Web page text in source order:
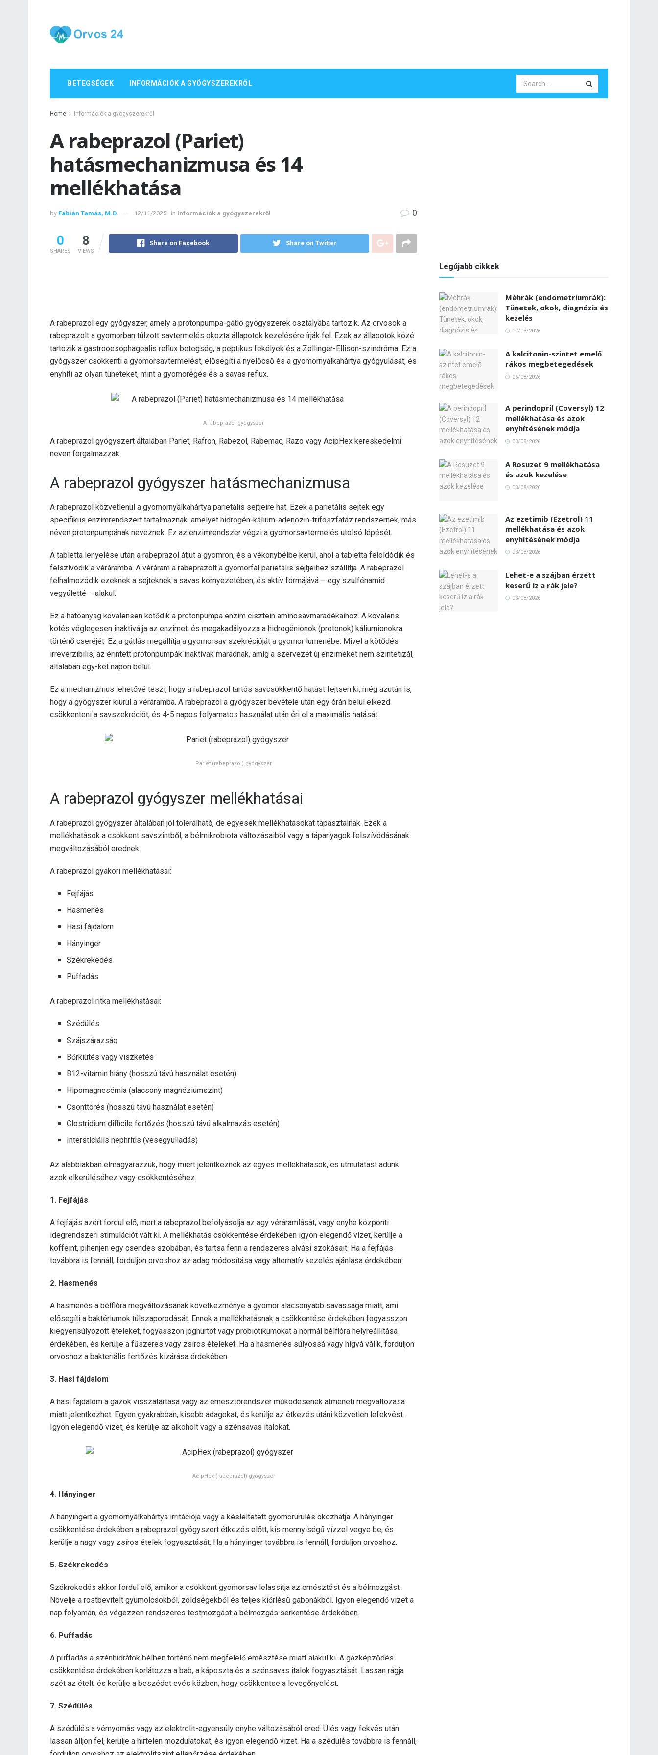
BETEGSÉGEK INFORMÁCIÓK A GYÓGYSZEREKRŐL
Home Információk a gyógyszerekről
A rabeprazol (Pariet)
hatásmechanizmusa és 14
mellékhatása
by Fábián Tamás, M.D. 12/11/2025 in Információk a gyógyszerekről 0
0
SHARES
8
VIEWS
Share on Facebook Share on Twitter
A rabeprazol egy gyógyszer, amely a protonpumpa-gátló gyógyszerek osztályába tartozik. Az orvosok a
rabeprazolt a gyomorban túlzott savtermelés okozta állapotok kezelésére írják fel. Ezek az állapotok közé
tartozik a gastrooesophagealis reflux betegség, a peptikus fekélyek és a Zollinger-Ellison-szindróma. Ez a
gyógyszer csökkenti a gyomorsavtermelést, elősegíti a nyelőcső és a gyomornyálkahártya gyógyulását, és
enyhíti az olyan tüneteket, mint a gyomorégés és a savas reflux.
A rabeprazol gyógyszer
A rabeprazol gyógyszert általában Pariet, Rafron, Rabezol, Rabemac, Razo vagy AcipHex kereskedelmi
néven forgalmazzák.
A rabeprazol gyógyszer hatásmechanizmusa
A rabeprazol közvetlenül a gyomornyálkahártya parietális sejtjeire hat. Ezek a parietális sejtek egy
specifikus enzimrendszert tartalmaznak, amelyet hidrogén-kálium-adenozin-trifoszfatáz rendszernek, más
néven protonpumpának neveznek. Ez az enzimrendszer végzi a gyomorsavtermelés utolsó lépését.
A tabletta lenyelése után a rabeprazol átjut a gyomron, és a vékonybélbe kerül, ahol a tabletta feloldódik és
felszívódik a véráramba. A véráram a rabeprazolt a gyomorfal parietális sejtjeihez szállítja. A rabeprazol
felhalmozódik ezeknek a sejteknek a savas környezetében, és aktív formájává – egy szulfénamid
vegyületté – alakul.
Ez a hatóanyag kovalensen kötődik a protonpumpa enzim cisztein aminosavmaradékaihoz. A kovalens
kötés véglegesen inaktiválja az enzimet, és megakadályozza a hidrogénionok (protonok) káliumionokra
történő cseréjét. Ez a gátlás megállítja a gyomorsav szekrécióját a gyomor lumenébe. Mivel a kötődés
irreverzibilis, az érintett protonpumpák inaktívak maradnak, amíg a szervezet új enzimeket nem szintetizál,
általában egy-két napon belül.
Ez a mechanizmus lehetővé teszi, hogy a rabeprazol tartós savcsökkentő hatást fejtsen ki, még azután is,
hogy a gyógyszer kiürül a véráramba. A rabeprazol a gyógyszer bevétele után egy órán belül elkezd
csökkenteni a savszekréciót, és 4-5 napos folyamatos használat után éri el a maximális hatását.
Pariet (rabeprazol) gyógyszer
A rabeprazol gyógyszer mellékhatásai
A rabeprazol gyógyszer általában jól tolerálható, de egyesek mellékhatásokat tapasztalnak. Ezek a
mellékhatások a csökkent savszintből, a bélmikrobiota változásaiból vagy a tápanyagok felszívódásának
megváltozásából erednek.
A rabeprazol gyakori mellékhatásai:
Fejfájás
Hasmenés
Hasi fájdalom
Hányinger
Székrekedés
Puffadás
A rabeprazol ritka mellékhatásai:
Szédülés
Szájszárazság
Bőrkiütés vagy viszketés
B12-vitamin hiány (hosszú távú használat esetén)
Hipomagnesémia (alacsony magnéziumszint)
Csonttörés (hosszú távú használat esetén)
Clostridium difficile fertőzés (hosszú távú alkalmazás esetén)
Intersticiális nephritis (vesegyulladás)
Az alábbiakban elmagyarázzuk, hogy miért jelentkeznek az egyes mellékhatások, és útmutatást adunk
azok elkerüléséhez vagy csökkentéséhez.
1. Fejfájás
A fejfájás azért fordul elő, mert a rabeprazol befolyásolja az agy véráramlását, vagy enyhe központi
idegrendszeri stimulációt vált ki. A mellékhatás csökkentése érdekében igyon elegendő vizet, kerülje a
koffeint, pihenjen egy csendes szobában, és tartsa fenn a rendszeres alvási szokásait. Ha a fejfájás
továbbra is fennáll, forduljon orvoshoz az adag módosítása vagy alternatív kezelés ajánlása érdekében.
2. Hasmenés
A hasmenés a bélflóra megváltozásának következménye a gyomor alacsonyabb savassága miatt, ami
elősegíti a baktériumok túlszaporodását. Ennek a mellékhatásnak a csökkentése érdekében fogyasszon
kiegyensúlyozott ételeket, fogyasszon joghurtot vagy probiotikumokat a normál bélflóra helyreállítása
érdekében, és kerülje a fűszeres vagy zsíros ételeket. Ha a hasmenés súlyossá vagy hígvá válik, forduljon
orvoshoz a bakteriális fertőzés kizárása érdekében.
3. Hasi fájdalom
A hasi fájdalom a gázok visszatartása vagy az emésztőrendszer működésének átmeneti megváltozása
miatt jelentkezhet. Egyen gyakrabban, kisebb adagokat, és kerülje az étkezés utáni közvetlen lefekvést.
Igyon elegendő vizet, és kerülje az alkoholt vagy a szénsavas italokat.
AcipHex (rabeprazol) gyógyszer
4. Hányinger
A hányingert a gyomornyálkahártya irritációja vagy a késleltetett gyomorürülés okozhatja. A hányinger
csökkentése érdekében a rabeprazol gyógyszert étkezés előtt, kis mennyiségű vízzel vegye be, és
kerülje a nagy vagy zsíros ételek fogyasztását. Ha a hányinger továbbra is fennáll, forduljon orvoshoz.
5. Székrekedés
Székrekedés akkor fordul elő, amikor a csökkent gyomorsav lelassítja az emésztést és a bélmozgást.
Növelje a rostbevitelt gyümölcsökből, zöldségekből és teljes kiőrlésű gabonákból. Igyon elegendő vizet a
nap folyamán, és végezzen rendszeres testmozgást a bélmozgás serkentése érdekében.
6. Puffadás
A puffadás a szénhidrátok bélben történő nem megfelelő emésztése miatt alakul ki. A gázképződés
csökkentése érdekében korlátozza a bab, a káposzta és a szénsavas italok fogyasztását. Lassan rágja
szét az ételt, és kerülje a beszédet evés közben, hogy csökkentse a levegőnyelést.
7. Szédülés
A szédülés a vérnyomás vagy az elektrolit-egyensúly enyhe változásából ered. Ülés vagy fekvés után
lassan álljon fel, kerülje a hirtelen mozdulatokat, és igyon elegendő vizet. Ha a szédülés továbbra is fennáll,
Legújabb cikkek
Méhrák (endometriumrák):
Tünetek, okok, diagnózis és
kezelés
07/08/2026
A kalcitonin-szintet emelő
rákos megbetegedések
06/08/2026
A perindopril (Coversyl) 12
mellékhatása és azok
enyhítésének módja
03/08/2026
A Rosuzet 9 mellékhatása
és azok kezelése
03/08/2026
Az ezetimib (Ezetrol) 11
mellékhatása és azok
enyhítésének módja
03/08/2026
Lehet-e a szájban érzett
keserű íz a rák jele?
03/08/2026